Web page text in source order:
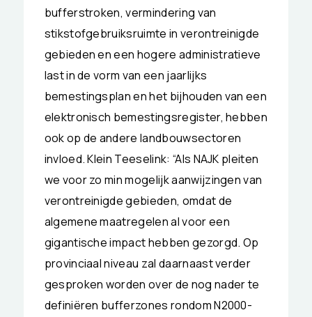
bufferstroken, vermindering van
stikstofgebruiksruimte in verontreinigde
gebieden en een hogere administratieve
last in de vorm van een jaarlijks
bemestingsplan en het bijhouden van een
elektronisch bemestingsregister, hebben
ook op de andere landbouwsectoren
invloed. Klein Teeselink: “Als NAJK pleiten
we voor zo min mogelijk aanwijzingen van
verontreinigde gebieden, omdat de
algemene maatregelen al voor een
gigantische impact hebben gezorgd. Op
provinciaal niveau zal daarnaast verder
gesproken worden over de nog nader te
definiëren bufferzones rondom N2000-